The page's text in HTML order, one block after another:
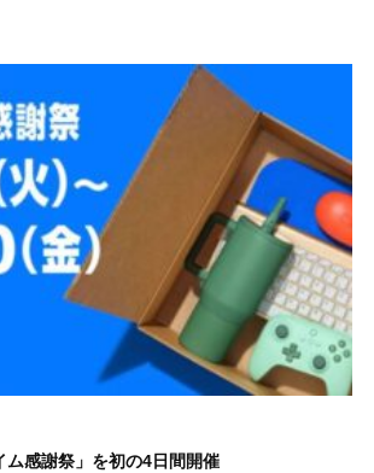
ム感謝祭」を初の4日間開催